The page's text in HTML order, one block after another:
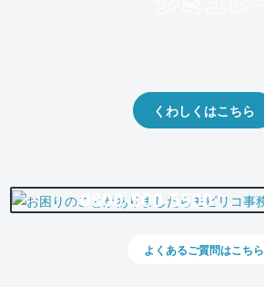
くわしくはこちら
0800-500-5500
よくあるご質問はこちら